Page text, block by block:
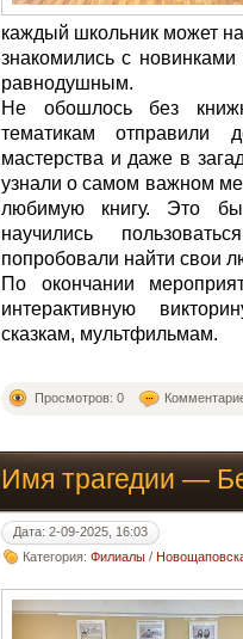
каждый школьник может
знакомились с
равнодушным.
Не обошлось без
тематикам отправили
мастерства и даже в
узнали о самом важном
любимую книгу. Это
научились
попробовали найти свои
По окончании
интерактивную
сказкам, мультфильмам.
Просмотров: 0
Имя трагедии —
Дата: 2-09-2025, 16:03
Категория: Филиалы /